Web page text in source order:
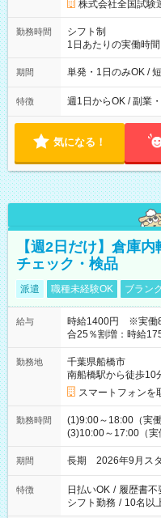
円の場合あり ・国
円（役割手当＋100円）
間】試用期間なし
株式会社全国試験
勤務時間
シフト制
1日あたりの実働時
間は 試験により異
期間 単発・1日のみOK /
特徴 週1日からOK / 副業
気になる！
【週2日だけ】倉庫
チェック・検品
派遣 職種未経験OK ブラン
給与
時給1400円 ※実働8
合25％割増：時給
勤務地
千葉県船橋市
南船橋駅から徒歩10
スマートフォンを
勤務時間
(1)9:00～18:00（実
(3)10:00～17:00（
期間 長期 2026年9月ス
特徴 日払いOK / 履歴書不
シフト勤務 / 10名以